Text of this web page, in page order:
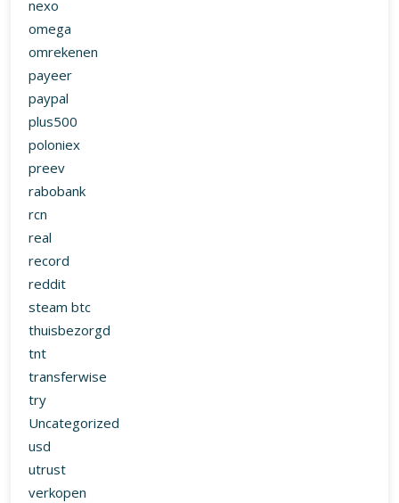
nexo
omega
omrekenen
payeer
paypal
plus500
poloniex
preev
rabobank
rcn
real
record
reddit
steam btc
thuisbezorgd
tnt
transferwise
try
Uncategorized
usd
utrust
verkopen